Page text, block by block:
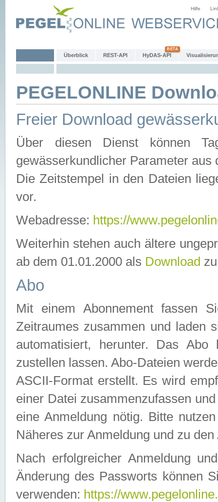
Hilfe
Überblick REST-API HyDAS-API
PEGELONLINE
Freier Download
Über diesen Dienst können
gewässerkundlicher Parameter aus
Die Zeitstempel in den Dateien
vor.
Webadresse: https://
Weiterhin stehen auch ältere
ab dem 01.01.2000 als Download
Abo
Mit einem Abonnement fassen
Zeitraumes zusammen und laden
automatisiert, herunter. Das
zustellen lassen. Abo-Dateien
ASCII-Format erstellt. Es wird
einer Datei zusammenzufassen
eine Anmeldung nötig. Bitte
Näheres zur Anmeldung und zu
Nach erfolgreicher Anmeldung
Änderung des Passworts können
verwenden: https://